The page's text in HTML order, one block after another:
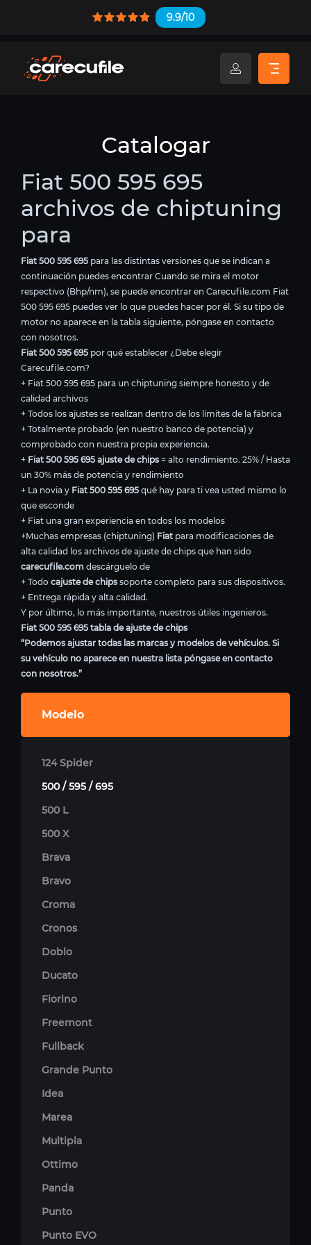
9.9/10
Catalogar
Fiat 500 595 695
archivos de chiptuning
para
Fiat 500 595 695 para las distintas versiones que se indican a
continuación puedes encontrar Cuando se mira el motor
respectivo (Bhp/nm), se puede encontrar en Carecufile.com Fiat
500 595 695 puedes ver lo que puedes hacer por él. Si su tipo de
motor no aparece en la tabla siguiente, póngase en contacto
con nosotros.
Fiat 500 595 695 por qué establecer ¿Debe elegir
Carecufile.com?
+ Fiat 500 595 695 para un chiptuning siempre honesto y de
calidad archivos
+ Todos los ajustes se realizan dentro de los límites de la fábrica
+ Totalmente probado (en nuestro banco de potencia) y
comprobado con nuestra propia experiencia.
+ Fiat 500 595 695 ajuste de chips = alto rendimiento. 25% / Hasta
un 30% más de potencia y rendimiento
+ La novia y Fiat 500 595 695 qué hay para ti vea usted mismo lo
que esconde
+ Fiat una gran experiencia en todos los modelos
+Muchas empresas (chiptuning) Fiat para modificaciones de
alta calidad los archivos de ajuste de chips que han sido
carecufile.com descárguelo de
+ Todo cajuste de chips soporte completo para sus dispositivos.
+ Entrega rápida y alta calidad.
Y por último, lo más importante, nuestros útiles ingenieros.
Fiat 500 595 695 tabla de ajuste de chips
“Podemos ajustar todas las marcas y modelos de vehículos. Si
su vehículo no aparece en nuestra lista póngase en contacto
con nosotros.”
Modelo
124 Spider
500 / 595 / 695
500 L
500 X
Brava
Bravo
Croma
Cronos
Doblo
Ducato
Fiorino
Freemont
Fullback
Grande Punto
Idea
Marea
Multipla
Ottimo
Panda
Punto
Punto EVO